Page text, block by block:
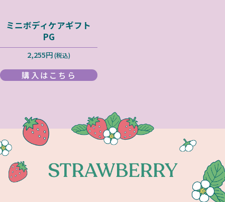
ミニボディケアギフト
PG
2,255円(税込)
購入はこちら